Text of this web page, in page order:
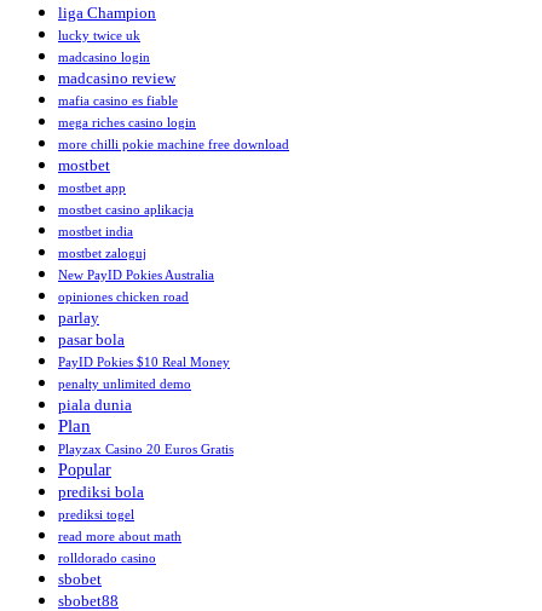
liga Champion
lucky twice uk
madcasino login
madcasino review
mafia casino es fiable
mega riches casino login
more chilli pokie machine free download
mostbet
mostbet app
mostbet casino aplikacja
mostbet india
mostbet zaloguj
New PayID Pokies Australia
opiniones chicken road
parlay
pasar bola
PayID Pokies $10 Real Money
penalty unlimited demo
piala dunia
Plan
Playzax Casino 20 Euros Gratis
Popular
prediksi bola
prediksi togel
read more about math
rolldorado casino
sbobet
sbobet88